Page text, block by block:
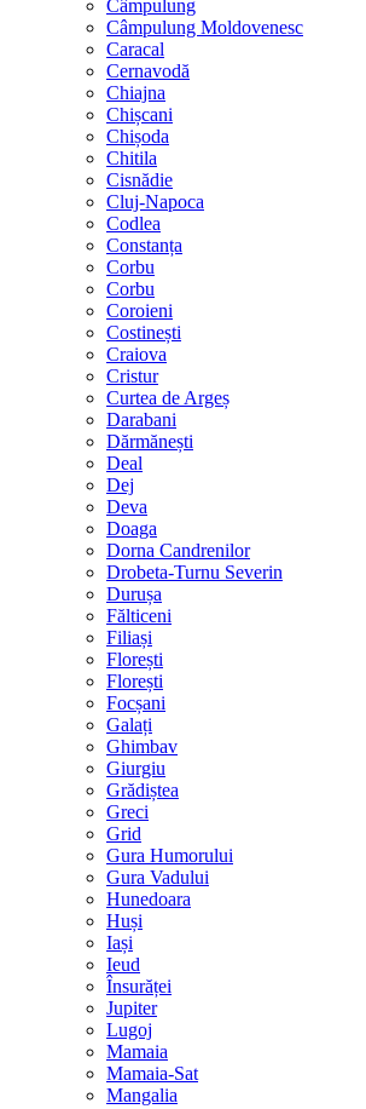
Câmpulung
Câmpulung Moldovenesc
Caracal
Cernavodă
Chiajna
Chișcani
Chișoda
Chitila
Cisnădie
Cluj-Napoca
Codlea
Constanța
Corbu
Corbu
Coroieni
Costinești
Craiova
Cristur
Curtea de Argeș
Darabani
Dărmănești
Deal
Dej
Deva
Doaga
Dorna Candrenilor
Drobeta-Turnu Severin
Durușa
Fălticeni
Filiași
Florești
Florești
Focșani
Galați
Ghimbav
Giurgiu
Grădiștea
Greci
Grid
Gura Humorului
Gura Vadului
Hunedoara
Huși
Iași
Ieud
Însurăței
Jupiter
Lugoj
Mamaia
Mamaia-Sat
Mangalia